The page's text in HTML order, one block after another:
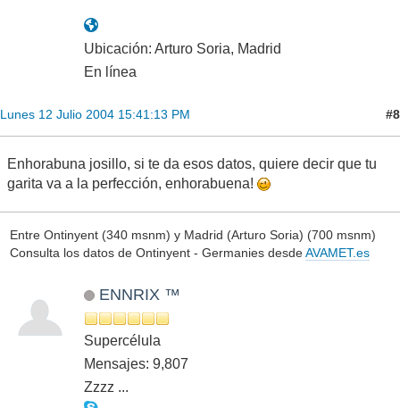
Ubicación: Arturo Soria, Madrid
En línea
Lunes 12 Julio 2004 15:41:13 PM #8
Enhorabuna josillo, si te da esos datos, quiere decir que tu
garita va a la perfección, enhorabuena!
Entre Ontinyent (340 msnm) y Madrid (Arturo Soria) (700 msnm)
Consulta los datos de Ontinyent - Germanies desdeAVAMET.es
ENNRIX ™
Supercélula
Mensajes: 9,807
Zzzz ...